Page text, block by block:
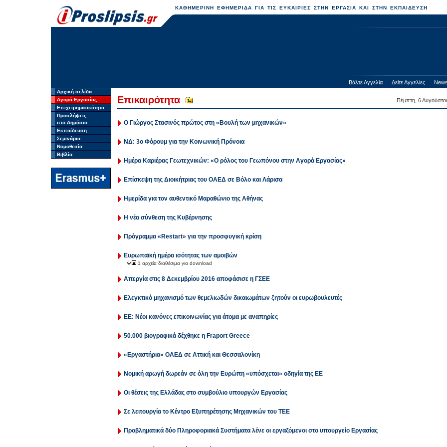
ΚΑΘΗΜΕΡΙΝΗ ΕΦΗΜΕΡΙΔΑ ΓΙΑ ΤΙΣ ΕΥΚΑΙΡΙΕΣ ΣΤΗΝ ΕΡΓΑΣΙΑ ΚΑΙ ΣΤΗΝ ΕΚΠΑΙΔΕΥΣΗ
Βάλτε Αγγελία Δείτε Αγγελίες
Αρχική σελίδα
Αγορά Εργασίας
Επιχειρηματικότητα
Προσλήψεις
στο Δημόσιο
Εκπαίδευση
Σεμινάρια
Νομοθεσία
Βιβλία
Επικαιρότητα Πέμπτη, 6
Ο Γιώργος Στασινός πρώτος στη «Βουλή των μηχανικών»
ΝΔ: 3o Φόρουμ για την Κοινωνική Πρόνοια
Ημέρα Καριέρας Γεωτεχνικών: «Ο ρόλος του Γεωπόνου στην Αγορά Εργασίας»
Επίσκεψη της Διοικήτριας του ΟΑΕΔ σε Βόλο και Λάρισα
Ημερίδα για τον αυθεντικό Μαραθώνιο της Αθήνας
Η νέα σύνθεση της Κυβέρνησης
Πρόγραμμα «Restart» για την προσφυγική κρίση
Ευρωπαϊκή ημέρα ισότητας των αμοιβών
1 αρχεία διαθέσιμα για download
Απεργία στις 8 Δεκεμβρίου 2016 αποφάσισε η ΓΣΕΕ
Ελεγκτικό μηχανισμό των θεμελιωδών δικαιωμάτων ζητούν οι ευρωβουλευτές
ΕΕ: Νέοι κανόνες επικοινωνίας για άτομα με αναπηρίες
50.000 βιογραφικά δέχθηκε η Fraport Greece
«Εργαστήρια» ΟΑΕΔ σε Αττική και Θεσσαλονίκη
Νομική αρωγή δωρεάν σε όλη την Ευρώπη «υπόσχεται» οδηγία της ΕΕ
Οι θέσεις της Ελλάδας στο συμβούλιο υπουργών Εργασίας
Σε λειτουργία το Κέντρο Εξυπηρέτησης Μηχανικών του ΤΕΕ
Προβληματικά δύο Πληροφοριακά Συστήματα λένε οι εργαζόμενοι στο υπουργείο Εργασίας